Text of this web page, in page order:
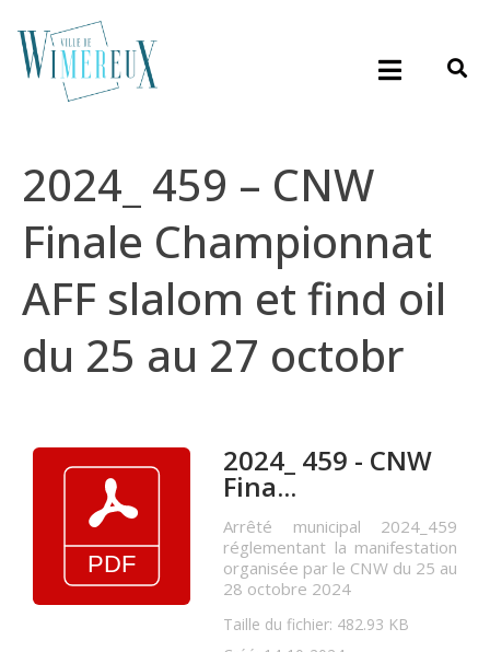
2024_ 459 – CNW
Finale Championnat
AFF slalom et find oil
du 25 au 27 octobr
2024_ 459 - CNW
Fina...
Arrêté municipal 2024_459
réglementant la manifestation
organisée par le CNW du 25 au
28 octobre 2024
Taille du fichier: 482.93 KB